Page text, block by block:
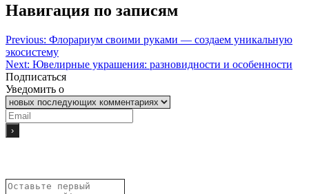
Навигация по записям
Previous: Флорариум своими руками — создаем уникальную
экосистему
Next: Ювелирные украшения: разновидности и особенности
Подписаться
Уведомить о